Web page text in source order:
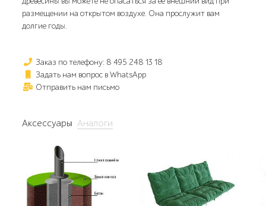
размещении на открытом воздухе. Она прослужит вам
долгие годы.
Заказ по телефону: 8 495 248 13 18
Задать нам вопрос в WhatsApp
Отправить нам письмо
Аксессуары Аналоги